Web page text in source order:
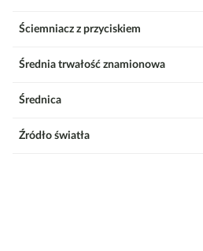
Ściemniacz z przyciskiem
Średnia trwałość znamionowa
Średnica
Źródło światła